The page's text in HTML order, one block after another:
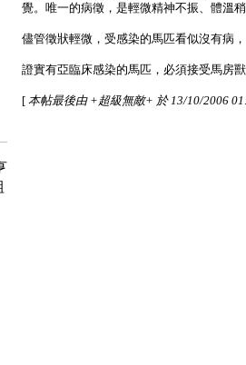
覺。唯一的病徵，是輕微精神不振、體溫
儘管徵狀輕微，受感染的馬匹看似沒有病
證實有亞臨床感染的馬匹，必須接受馬房
[ 本帖最後由 +超級無敵+ 於 13/10/2006